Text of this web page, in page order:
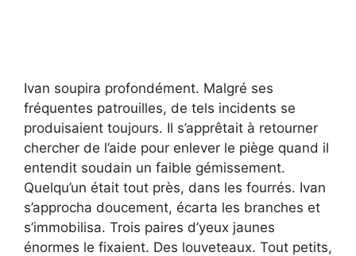
Ivan soupira profondément. Malgré ses
fréquentes patrouilles, de tels incidents se
produisaient toujours. Il s’apprêtait à retourner
chercher de l’aide pour enlever le piège quand il
entendit soudain un faible gémissement.
Quelqu’un était tout près, dans les fourrés. Ivan
s’approcha doucement, écarta les branches et
s’immobilisa. Trois paires d’yeux jaunes
énormes le fixaient. Des louveteaux. Tout petits,